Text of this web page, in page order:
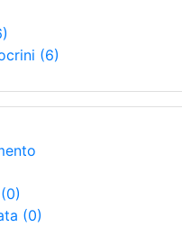
(6)
(0)
(0)